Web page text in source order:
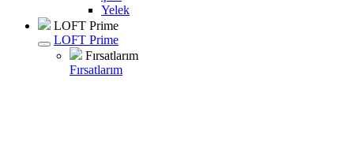
Yelek
LOFT Prime
LOFT Prime
Fırsatlarım
Fırsatlarım